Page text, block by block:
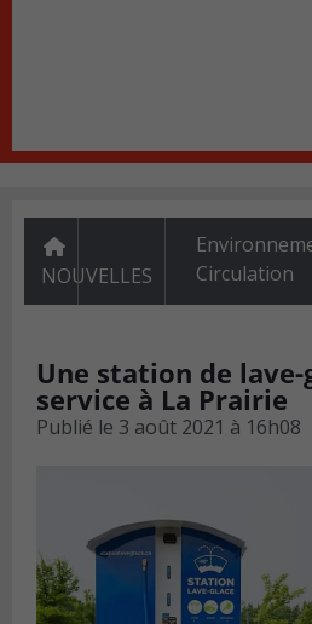
NOUVELLES
Circulation
Une station de
service à La Prairie
Publié le 3 août 2021 à 16h08